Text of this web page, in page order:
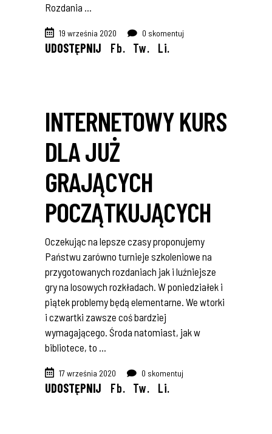
Rozdania
19 września 2020 0 skomentuj
UDOSTĘPNIJ Fb. Tw. Li.
INTERNETOWY KURS
DLA JUŻ
GRAJĄCYCH
POCZĄTKUJĄCYCH
Oczekując na lepsze czasy proponujemy
Państwu zarówno turnieje szkoleniowe na
przygotowanych rozdaniach jak i luźniejsze
gry na losowych rozkładach. W poniedziałek i
piątek problemy będą elementarne. We wtorki
i czwartki zawsze coś bardziej
wymagającego. Środa natomiast, jak w
bibliotece, to
17 września 2020 0 skomentuj
UDOSTĘPNIJ Fb. Tw. Li.